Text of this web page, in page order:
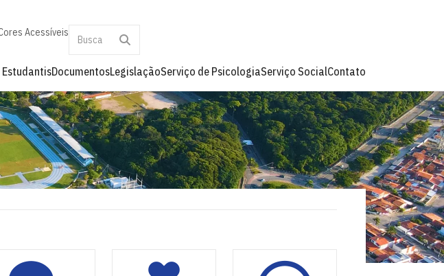
Acessíveis
DocumentosLegislaçãoServiço de PsicologiaServiço SocialContato